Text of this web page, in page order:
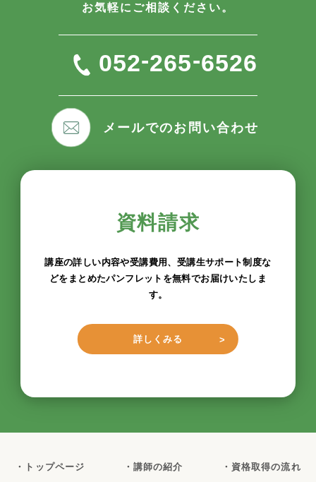
お気軽にご相談ください。
052-265-6526
メールでのお問い合わせ
資料請求
講座の詳しい内容や受講費用、受講生サポート制度な
どをまとめたパンフレットを無料でお届けいたしま
す。
詳しくみる
・トップページ ・講師の紹介 ・資格取得の流れ